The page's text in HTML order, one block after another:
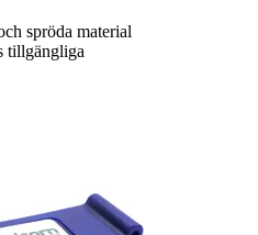
spröda material
tillgängliga